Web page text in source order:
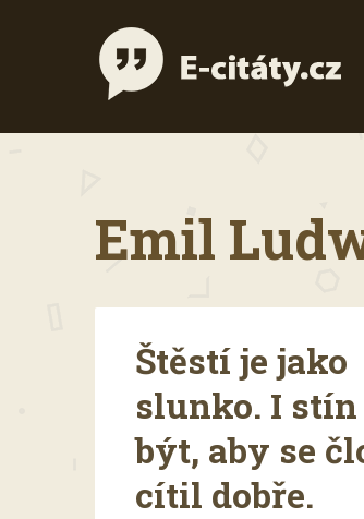
Emil
Štěstí je jako
slunko. I
být, aby se
cítil dobře.